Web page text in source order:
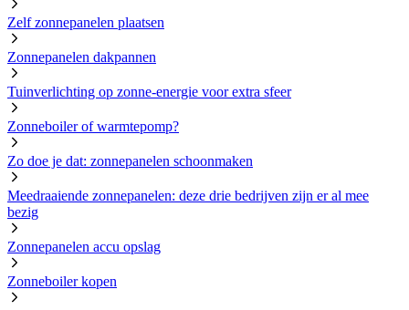
Zelf zonnepanelen plaatsen
Zonnepanelen dakpannen
Tuinverlichting op zonne-energie voor extra sfeer
Zonneboiler of warmtepomp?
Zo doe je dat: zonnepanelen schoonmaken
Meedraaiende zonnepanelen: deze drie bedrijven zijn er al mee
bezig
Zonnepanelen accu opslag
Zonneboiler kopen